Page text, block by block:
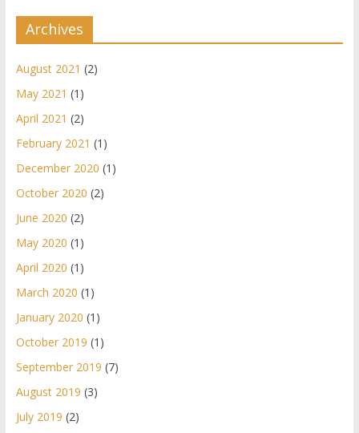
Archives
August 2021 (2)
May 2021 (1)
April 2021 (2)
February 2021 (1)
December 2020 (1)
October 2020 (2)
June 2020 (2)
May 2020 (1)
April 2020 (1)
March 2020 (1)
January 2020 (1)
October 2019 (1)
September 2019 (7)
August 2019 (3)
July 2019 (2)